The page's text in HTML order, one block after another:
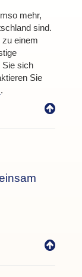
mehr,
sind.
einem
Sie sich
Sie
.